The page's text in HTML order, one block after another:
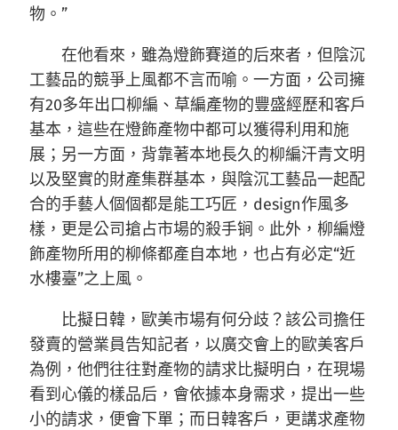
物。”
在他看來，雖為燈飾賽道的后來者，但陰沉
工藝品的競爭上風都不言而喻。一方面，公司擁
有20多年出口柳編、草編產物的豐盛經歷和客戶
基本，這些在燈飾產物中都可以獲得利用和施
展；另一方面，背靠著本地長久的柳編汗青文明
以及堅實的財產集群基本，與陰沉工藝品一起配
合的手藝人個個都是能工巧匠，design作風多
樣，更是公司搶占市場的殺手锏。此外，柳編燈
飾產物所用的柳條都產自本地，也占有必定“近
水樓臺”之上風。
比擬日韓，歐美市場有何分歧？該公司擔任
發賣的營業員告知記者，以廣交會上的歐美客戶
為例，他們往往對產物的請求比擬明白，在現場
看到心儀的樣品后，會依據本身需求，提出一些
小的請求，便會下單；而日韓客戶，更講求產物